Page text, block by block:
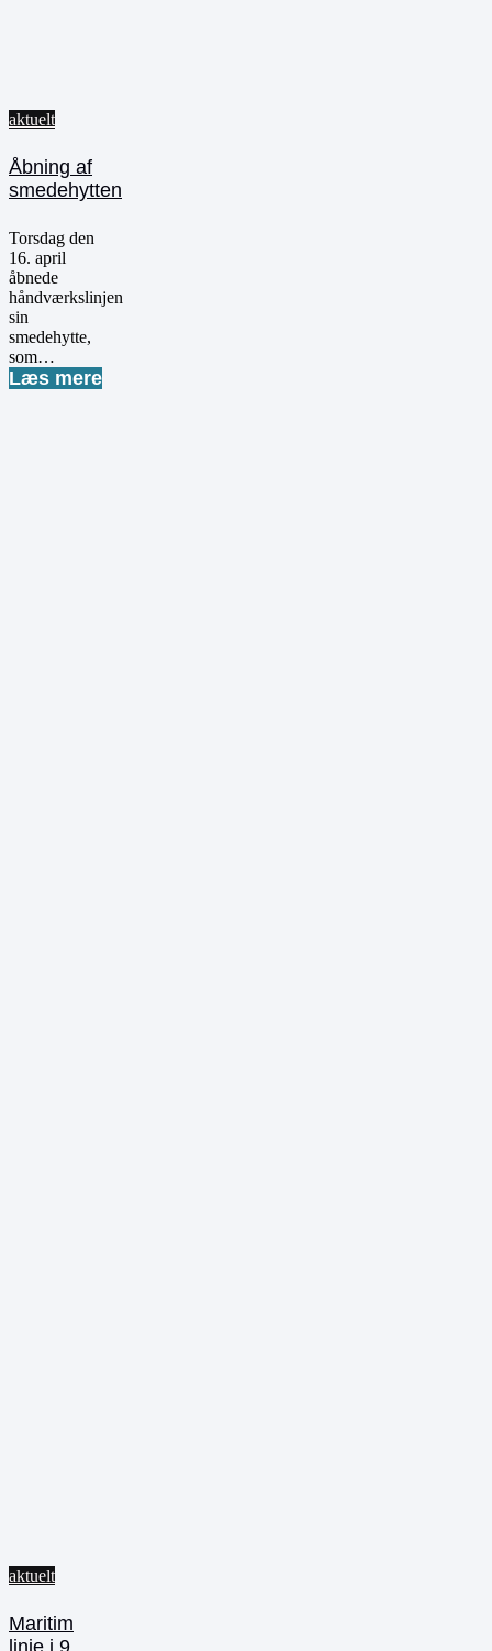
aktuelt
Åbning af
smedehytten
Torsdag den
16. april
åbnede
håndværkslinjen
sin
smedehytte,
som…
Læs mere
aktuelt
Maritim
linje i 9.